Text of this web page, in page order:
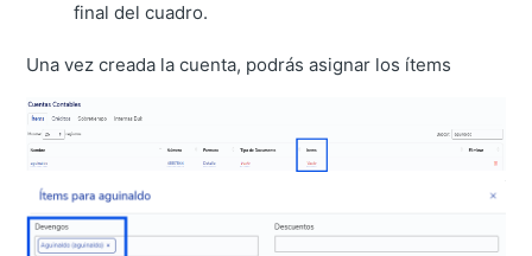
final del cuadro.
Una vez creada la cuenta, podrás asignar los ítems